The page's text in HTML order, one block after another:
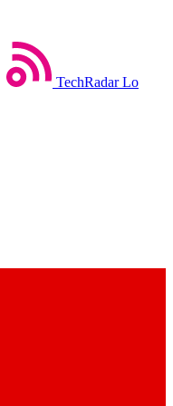
TechRadar Lo